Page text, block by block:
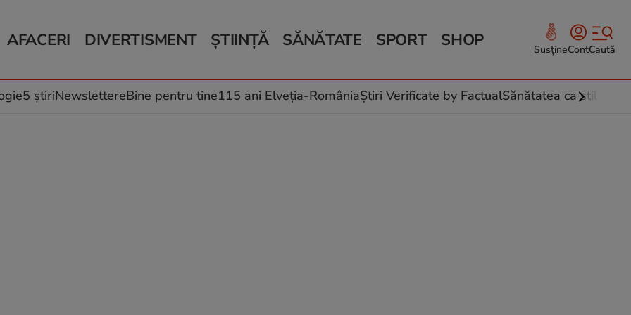
AFACERI
Auto
Locuri de muncă
DIVERTISMENT
Horoscop
Muzică și Filme
ȘTIINȚĂ
Schimbări climatice
SĂNĂTATE
Relații
Rețete culinare
SPORT SHOP SusțineContCaută
5 știriNewslettereBine pentru tine115 ani Elveția-RomâniaȘtiri Verificate by FactualSănătatea ca stil de